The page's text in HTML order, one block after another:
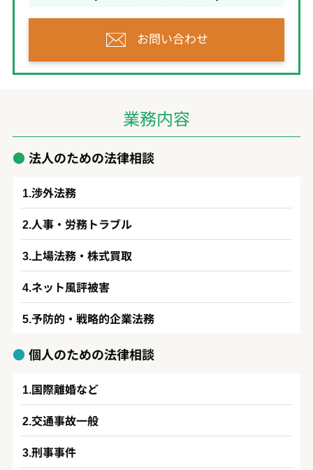
お問い合わせ
業務内容
法人のための法律相談
渉外法務
人事・労務トラブル
上場法務・株式買取
ネット風評被害
予防的・戦略的企業法務
個人のための法律相談
国際離婚など
交通事故一般
刑事事件